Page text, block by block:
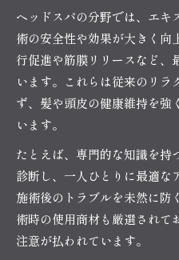
エキスパート流ヘ
説
自宅ケアとヘッド
頭皮ケアならヘッドス
頭皮環境改善にヘ
専門家が伝える頭
ヘッドスパで頭皮
ヘッドスパが頭皮
施術前に知りたいヘッ
ヘッドスパの分野では、エキ
術の安全性や効果が大きく向
行促進や筋膜リリースなど、
います。これらは従来のリラ
ず、髪や頭皮の健康維持を強
います。
たとえば、専門的な知識を持
診断し、一人ひとりに最適な
施術後のトラブルを未然に防
術時の使用商材も厳選されて
注意が払われています。